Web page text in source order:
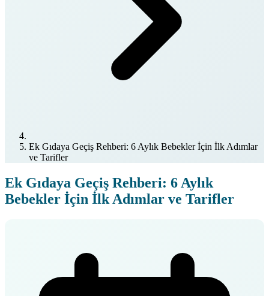
Ek Gıdaya Geçiş Rehberi: 6 Aylık Bebekler İçin İlk Adımlar
ve Tarifler
Ek Gıdaya Geçiş Rehberi: 6 Aylık
Bebekler İçin İlk Adımlar ve Tarifler